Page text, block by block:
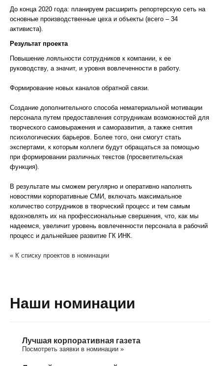
До конца 2020 года: планируем расширить репортерскую сеть на
основные производственные цеха и объекты (всего – 34
активиста).
Результат проекта
Повышение лояльности сотрудников к компании, к ее
руководству, а значит, и уровня вовлеченности в работу.
Формирование новых каналов обратной связи.
Создание дополнительного способа нематериальной мотивации
персонала путем предоставления сотрудникам возможностей для
творческого самовыражения и саморазвития, а также снятия
психологических барьеров. Более того, они смогут стать
экспертами, к которым коллеги будут обращаться за помощью
при формировании различных текстов (просветительская
функция).
В результате мы сможем регулярно и оперативно наполнять
новостями корпоративные СМИ, включать максимальное
количество сотрудников в творческий процесс и тем самым
вдохновлять их на профессиональные свершения, что, как мы
надеемся, увеличит уровень вовлеченности персонала в рабочий
процесс и дальнейшее развитие ГК ИНК.
« К списку проектов в номинации
Наши номинации
Лучшая корпоративная газета
Посмотреть заявки в номинации »